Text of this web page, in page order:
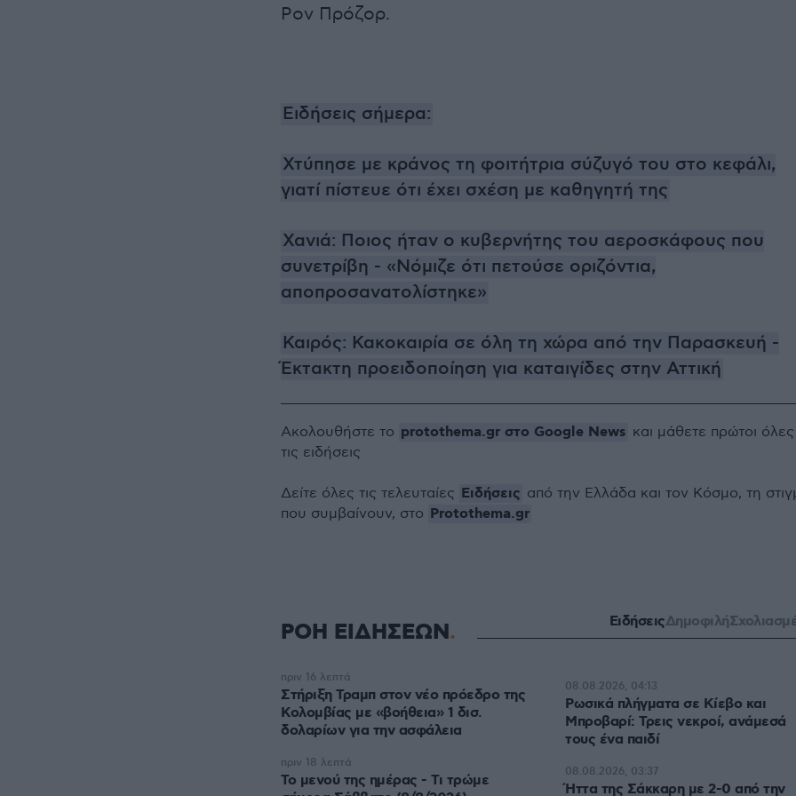
Ρον Πρόζορ.
Ειδήσεις σήμερα:
Χτύπησε με κράνος τη φοιτήτρια σύζυγό του στο κεφάλι,
γιατί πίστευε ότι έχει σχέση με καθηγητή της
Χανιά: Ποιος ήταν ο κυβερνήτης του αεροσκάφους που
συνετρίβη - «Νόμιζε ότι πετούσε οριζόντια,
αποπροσανατολίστηκε»
Καιρός: Κακοκαιρία σε όλη τη χώρα από την Παρασκευή -
Έκτακτη προειδοποίηση για καταιγίδες στην Αττική
Ακολουθήστε το protothema.gr στο Google News και μάθετε πρώτοι όλες
τις ειδήσεις
Δείτε όλες τις τελευταίες Ειδήσεις από την Ελλάδα και τον Κόσμο, τη
που συμβαίνουν, στο Protothema.gr
ΡΟΗ ΕΙΔΗΣΕΩΝ ΕιδήσειςΔημοφιλή
Στήριξη Τραμπ στον νέο πρόεδρο της
Κολομβίας με «βοήθεια» 1 δισ.
δολαρίων για την ασφάλεια
πριν 16 λεπτά
Το μενού της ημέρας - Τι τρώμε
πριν 18 λεπτά
Ρωσικά πλήγματα σε Κίεβο και
Μπροβαρί: Τρεις νεκροί, ανάμεσά
τους ένα παιδί
08.08.2026, 04:13
Ήττα της Σάκκαρη με 2-0 από την
08.08.2026, 03:37